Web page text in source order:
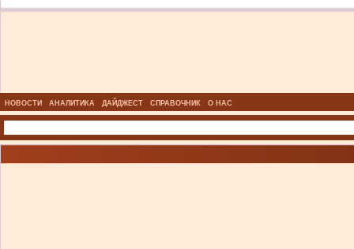
НОВОСТИ АНАЛИТИКА ДАЙДЖЕСТ СПРАВОЧНИК О НАС